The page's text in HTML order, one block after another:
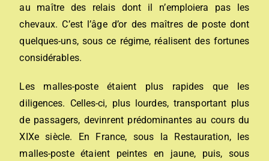
au maître des relais dont il n’emploiera pas les
chevaux. C’est l’âge d’or des maîtres de poste dont
quelques-uns, sous ce régime, réalisent des fortunes
considérables.
Les malles-poste étaient plus rapides que les
diligences. Celles-ci, plus lourdes, transportant plus
de passagers, devinrent prédominantes au cours du
XIXe siècle. En France, sous la Restauration, les
malles-poste étaient peintes en jaune, puis, sous